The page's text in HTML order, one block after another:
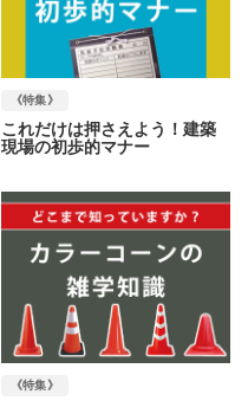
《特集》
これだけは押さえよう！建築
現場の初歩的マナー
《特集》